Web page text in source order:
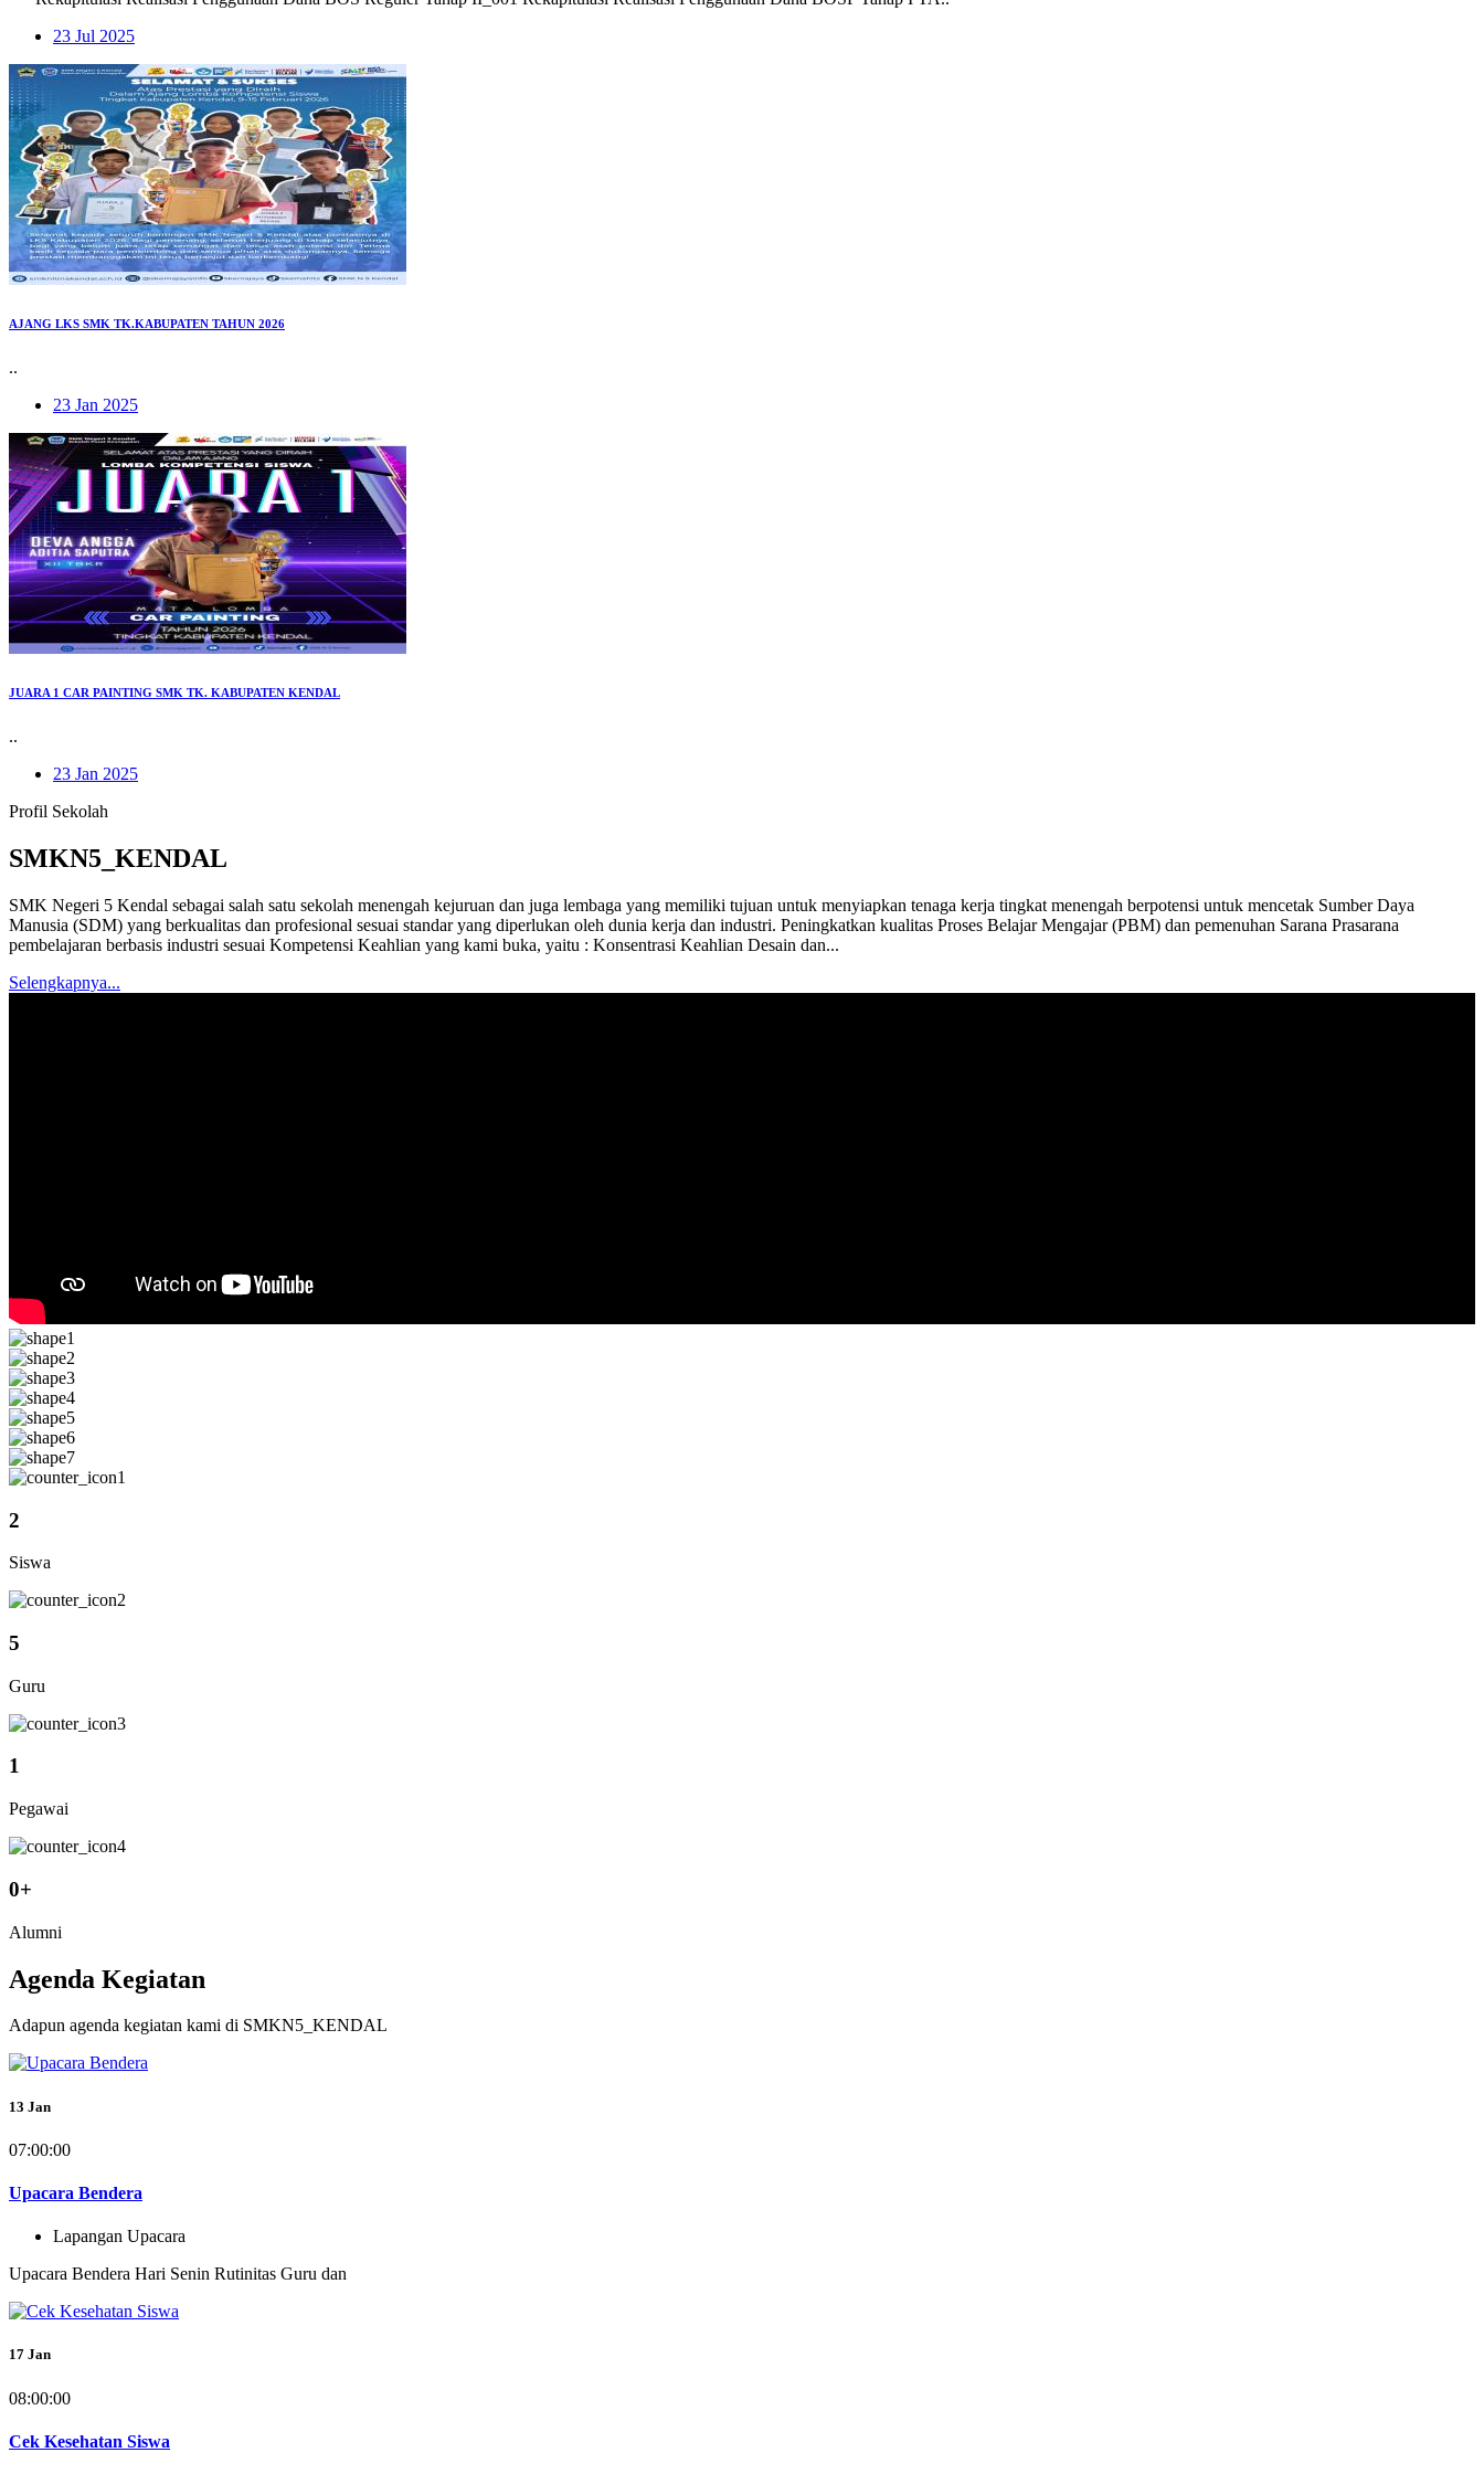
23 Jul 2025
AJANG LKS SMK TK.KABUPATEN TAHUN 2026
..
23 Jan 2025
JUARA 1 CAR PAINTING SMK TK. KABUPATEN KENDAL
..
23 Jan 2025
Profil Sekolah
SMKN5_KENDAL
SMK Negeri 5 Kendal sebagai salah satu sekolah menengah kejuruan dan juga lembaga yang memiliki tujuan untuk menyiapkan tenaga kerja tingkat menengah berpotensi untuk mencetak Sumber Daya
Manusia (SDM) yang berkualitas dan profesional sesuai standar yang diperlukan oleh dunia kerja dan industri. Peningkatkan kualitas Proses Belajar Mengajar (PBM) dan pemenuhan Sarana Prasarana
pembelajaran berbasis industri sesuai Kompetensi Keahlian yang kami buka, yaitu : Konsentrasi Keahlian Desain dan...
Selengkapnya...
2
Siswa
5
Guru
1
Pegawai
0+
Alumni
Agenda Kegiatan
Adapun agenda kegiatan kami di SMKN5_KENDAL
13 Jan
07:00:00
Upacara Bendera
Lapangan Upacara
Upacara Bendera Hari Senin Rutinitas Guru dan
17 Jan
08:00:00
Cek Kesehatan Siswa